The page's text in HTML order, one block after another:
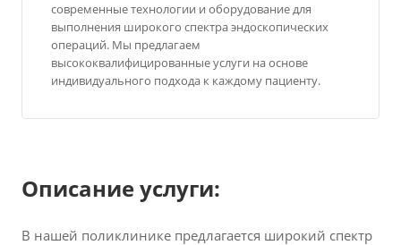
современные технологии и оборудование для
выполнения широкого спектра эндоскопических
операций. Мы предлагаем
высококвалифицированные услуги на основе
индивидуального подхода к каждому пациенту.
Описание услуги:
В нашей поликлинике предлагается широкий спектр